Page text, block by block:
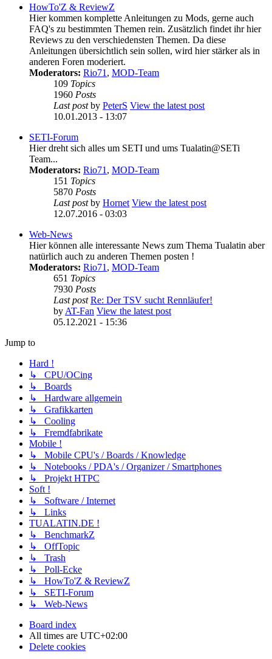
HowTo'Z & ReviewZ
Hier kommen komplette Anleitungen zu Mods, gerne auch
FAQ's zu bestimmten Themen rein. Zusätzlich findet ihr hier
Reviews zu den verschiedensten Themen. Da diese
Anleitungen übersichtlich sein sollen, wird hier stärker als in
anderen Foren moderiert.
Moderators: Rio71 , MOD-Team
109 Topics
1960 Posts
Last postby PeterS View the latest post
10.01.2013 - 13:07
SETI-Forum
Hier dreht sich alles um SETI und ums Tualatin@SETi
Team...
Moderators: Rio71 , MOD-Team
151 Topics
5870 Posts
Last postby Hornet View the latest post
12.07.2016 - 03:03
Web-News
Hier können alle interessante News zum Thema Tualatin aber
natürlich auch zu anderen Themen posten !
Moderators: Rio71 , MOD-Team
651 Topics
7930 Posts
Last post Re: Der TSV sucht Rennläufer!
by AT-Fan View the latest post
05.12.2021 - 15:36
Jump to
Hard !
↳ CPU/OCing
↳ Boards
↳ Hardware allgemein
↳ Grafikkarten
↳ Cooling
↳ Fremdfabrikate
Mobile !
↳ Mobile CPU's / Boards / Knowledge
↳ Notebooks / PDA's / Organizer / Smartphones
↳ Projekt HTPC
Soft !
↳ Software / Internet
↳ Links
TUALATIN.DE !
↳ BenchmarkZ
↳ OffTopic
↳ Trash
↳ Poll-Ecke
↳ HowTo'Z & ReviewZ
↳ SETI-Forum
↳ Web-News
Board index
All times are UTC+02:00
Delete cookies